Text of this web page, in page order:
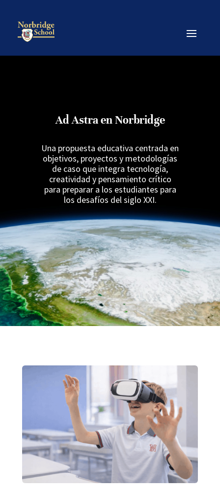
Ad Astra en Norbridge
Una propuesta educativa centrada en
objetivos, proyectos y metodologías
de caso que integra tecnología,
creatividad y pensamiento crítico
para preparar a los estudiantes para
los desafíos del siglo XXI.